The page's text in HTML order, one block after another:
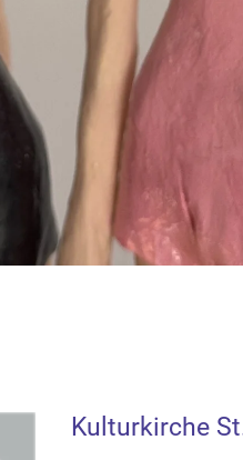
Kulturkirche